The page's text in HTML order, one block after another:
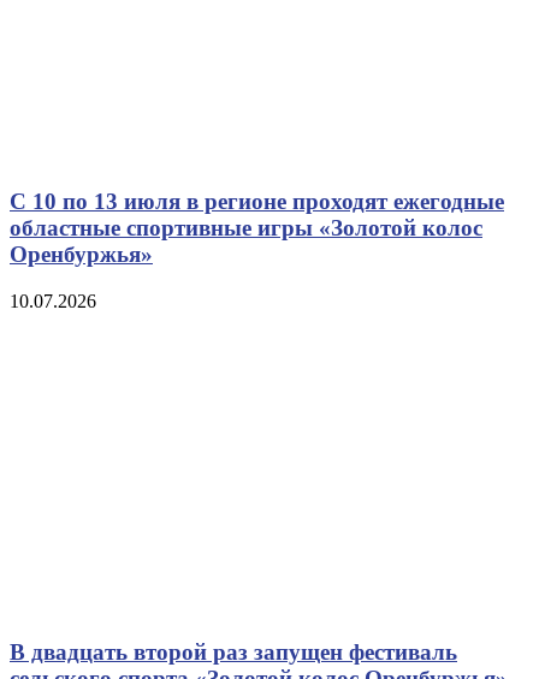
С 10 по 13 июля в регионе проходят ежегодные
областные спортивные игры «Золотой колос
Оренбуржья»
10.07.2026
В двадцать второй раз запущен фестиваль